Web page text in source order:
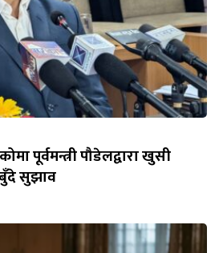
पूर्वमन्त्री पौडेलद्वारा खुसी
सुझाव